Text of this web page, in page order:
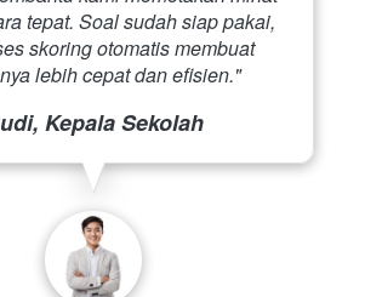
tepat. Soal sudah siap pakai,
skoring otomatis membuat
lebih cepat dan efisien."
Kepala Sekolah